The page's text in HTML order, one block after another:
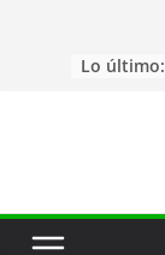
Lo último: